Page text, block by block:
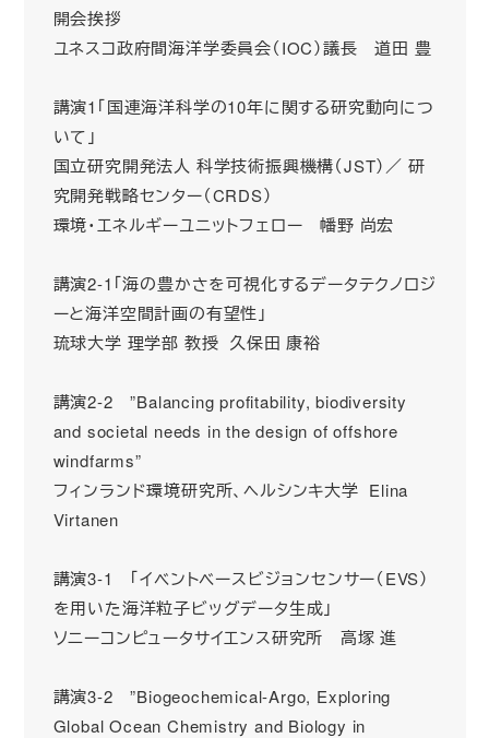
開会挨拶
ユネスコ政府間海洋学委員会（IOC）議長 道田 豊
講演1「国連海洋科学の10年に関する研究動向につ
いて」
国立研究開発法人 科学技術振興機構（JST）／ 研
究開発戦略センター（CRDS）
環境・エネルギーユニットフェロー 幡野 尚宏
講演2-1「海の豊かさを可視化するデータテクノロジ
ーと海洋空間計画の有望性」
琉球大学 理学部 教授 久保田 康裕
講演2-2 ”Balancing profitability, biodiversity
and societal needs in the design of offshore
windfarms”
フィンランド環境研究所、ヘルシンキ大学 Elina
Virtanen
講演3-1 「イベントベースビジョンセンサー（EVS）
を用いた海洋粒子ビッグデータ生成」
ソニーコンピュータサイエンス研究所 高塚 進
講演3-2 ”Biogeochemical-Argo, Exploring
Global Ocean Chemistry and Biology in